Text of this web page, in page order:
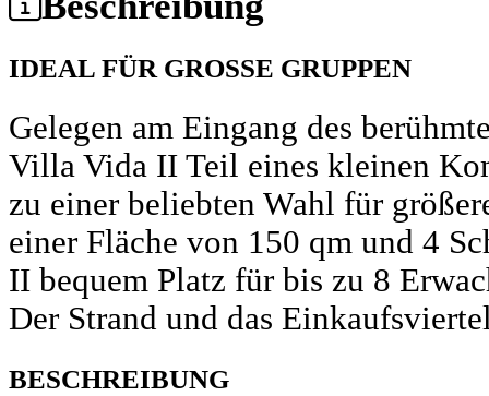
IDEAL FÜR GROSSE GRUPPEN
Gelegen am Eingang des
Villa Vida II Teil eines kleinen
zu einer beliebten Wahl für
einer Fläche von 150 qm und 4
II bequem Platz für bis zu 8
Der Strand und das
BESCHREIBUNG